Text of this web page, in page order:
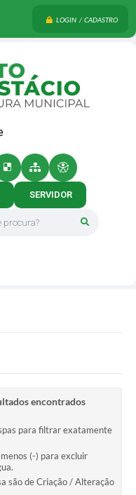
LOGIN / CADASTRO
SERVIDOR
encontrados
para filtrar exatamente
(-) para excluir
são de Criação / Alteração